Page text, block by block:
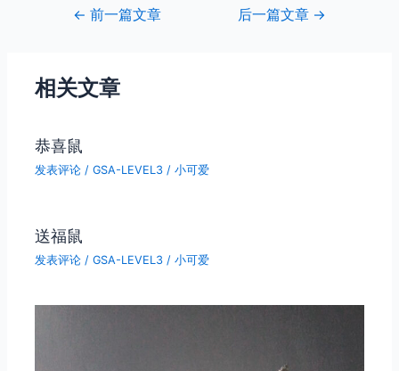
航
← 前一篇文章 后一篇文章 →
相关文章
恭喜鼠
发表评论 /GSA-LEVEL3 /小可爱
送福鼠
发表评论 /GSA-LEVEL3 /小可爱